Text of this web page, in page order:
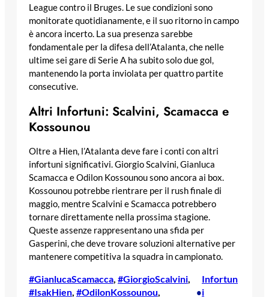
League contro il Bruges. Le sue condizioni sono
monitorate quotidianamente, e il suo ritorno in campo
è ancora incerto. La sua presenza sarebbe
fondamentale per la difesa dell’Atalanta, che nelle
ultime sei gare di Serie A ha subito solo due gol,
mantenendo la porta inviolata per quattro partite
consecutive.
Altri Infortuni: Scalvini, Scamacca e
Kossounou
Oltre a Hien, l’Atalanta deve fare i conti con altri
infortuni significativi. Giorgio Scalvini, Gianluca
Scamacca e Odilon Kossounou sono ancora ai box.
Kossounou potrebbe rientrare per il rush finale di
maggio, mentre Scalvini e Scamacca potrebbero
tornare direttamente nella prossima stagione.
Queste assenze rappresentano una sfida per
Gasperini, che deve trovare soluzioni alternative per
mantenere competitiva la squadra in campionato.
#GianlucaScamacca #GiorgioScalvini
#IsakHien #OdilonKossounou •
Infortun
i